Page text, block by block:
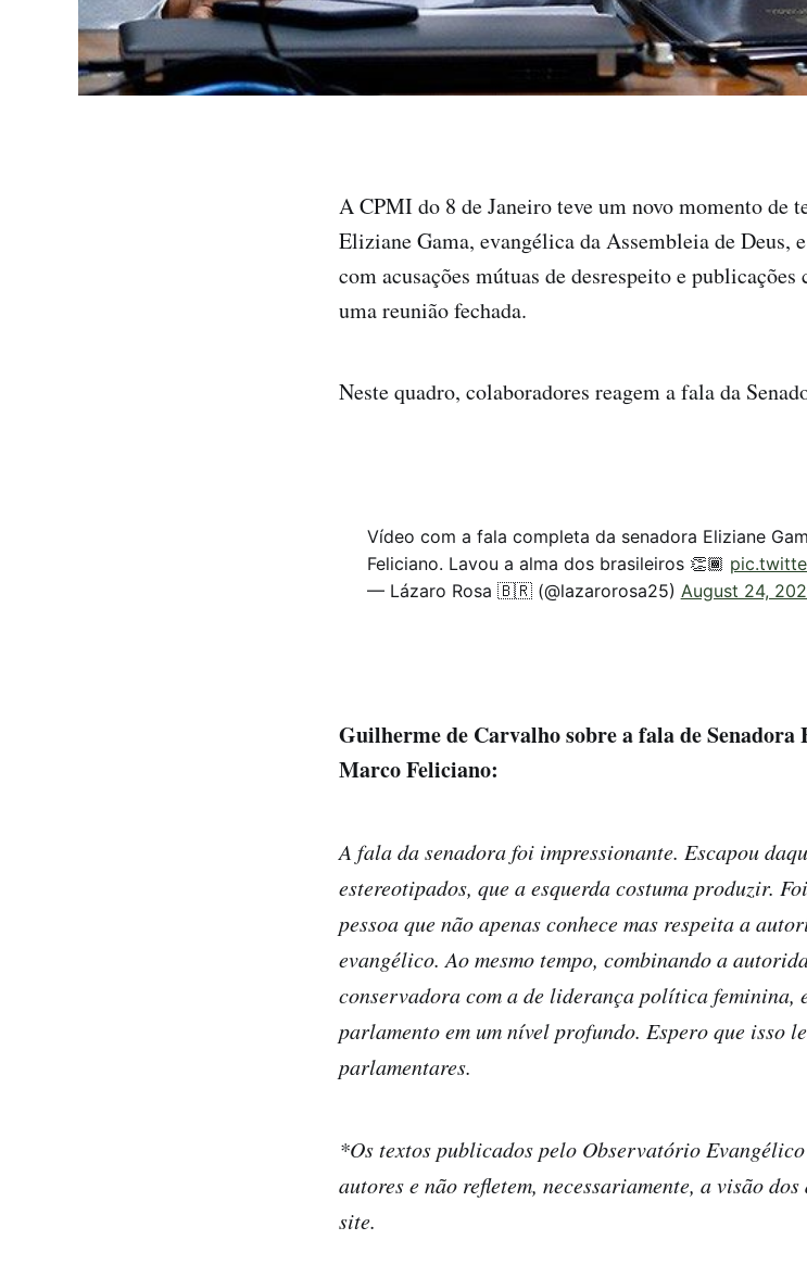
A CPMI do 8 de Janeiro teve um novo momento de
Eliziane Gama, evangélica da Assembleia de Deus,
com acusações mútuas de desrespeito e
uma reunião fechada.
Neste quadro, colaboradores reagem a fala da
Vídeo com a fala completa da senadora Eliziane
Feliciano. Lavou a alma dos brasileiros 👏🏾
— Lázaro Rosa 🇧🇷 (@lazarorosa25) August 24,
Guilherme de Carvalho sobre a fala de Senadora
Marco Feliciano:
A fala da senadora foi impressionante. Escapou
estereotipados, que a esquerda costuma produzir.
pessoa que não apenas conhece mas respeita a
evangélico. Ao mesmo tempo, combinando a
conservadora com a de liderança política
parlamento em um nível profundo. Espero que isso
parlamentares.
*Os textos publicados pelo Observatório
autores e não refletem, necessariamente, a visão
site.